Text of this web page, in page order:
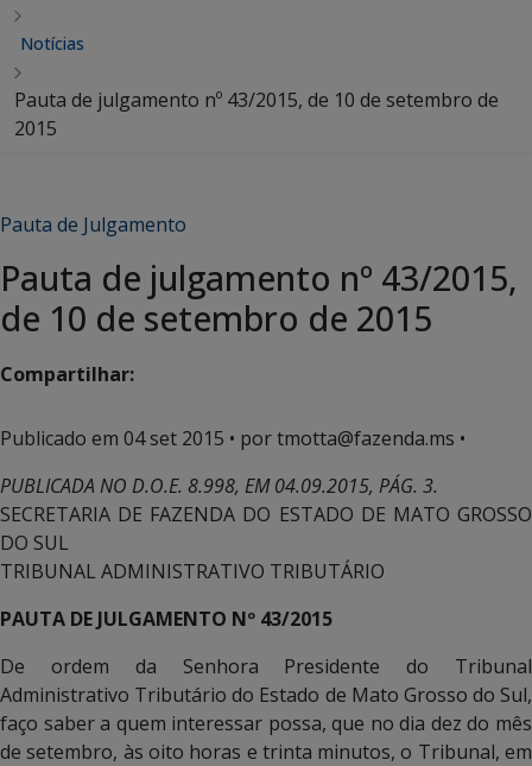
Notícias
Pauta de julgamento nº 43/2015, de 10 de setembro de
2015
Pauta de Julgamento
Pauta de julgamento nº 43/2015,
de 10 de setembro de 2015
Compartilhar:
Publicado em 04 set 2015 • por tmotta@fazenda.ms •
PUBLICADA NO D.O.E. 8.998, EM 04.09.2015, PÁG. 3.
SECRETARIA DE FAZENDA DO ESTADO DE MATO GROSSO
DO SUL
TRIBUNAL ADMINISTRATIVO TRIBUTÁRIO
PAUTA DE JULGAMENTO Nº 43/2015
De ordem da Senhora Presidente do Tribunal
Administrativo Tributário do Estado de Mato Grosso do Sul,
faço saber a quem interessar possa, que no dia dez do mês
de setembro, às oito horas e trinta minutos, o Tribunal, em